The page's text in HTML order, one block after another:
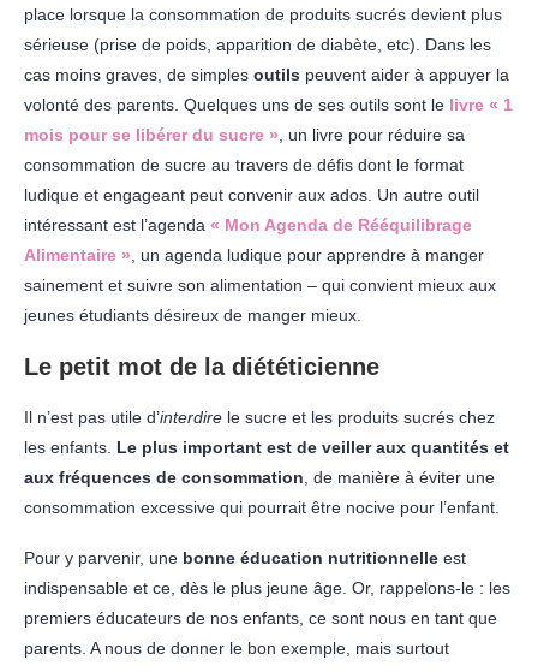
place lorsque la consommation de produits sucrés devient plus
sérieuse (prise de poids, apparition de diabète, etc). Dans les
cas moins graves, de simples outils peuvent aider à appuyer la
volonté des parents. Quelques uns de ses outils sont le livre « 1
mois pour se libérer du sucre » , un livre pour réduire sa
consommation de sucre au travers de défis dont le format
ludique et engageant peut convenir aux ados. Un autre outil
intéressant est l’agenda « Mon Agenda de Rééquilibrage
Alimentaire » , un agenda ludique pour apprendre à manger
sainement et suivre son alimentation – qui convient mieux aux
jeunes étudiants désireux de manger mieux.
Le petit mot de la diététicienne
Il n’est pas utile d’interdire le sucre et les produits sucrés chez
les enfants. Le plus important est de veiller aux quantités et
aux fréquences de consommation , de manière à éviter une
consommation excessive qui pourrait être nocive pour l’enfant.
Pour y parvenir, une bonne éducation nutritionnelle est
indispensable et ce, dès le plus jeune âge. Or, rappelons-le : les
premiers éducateurs de nos enfants, ce sont nous en tant que
parents. A nous de donner le bon exemple, mais surtout